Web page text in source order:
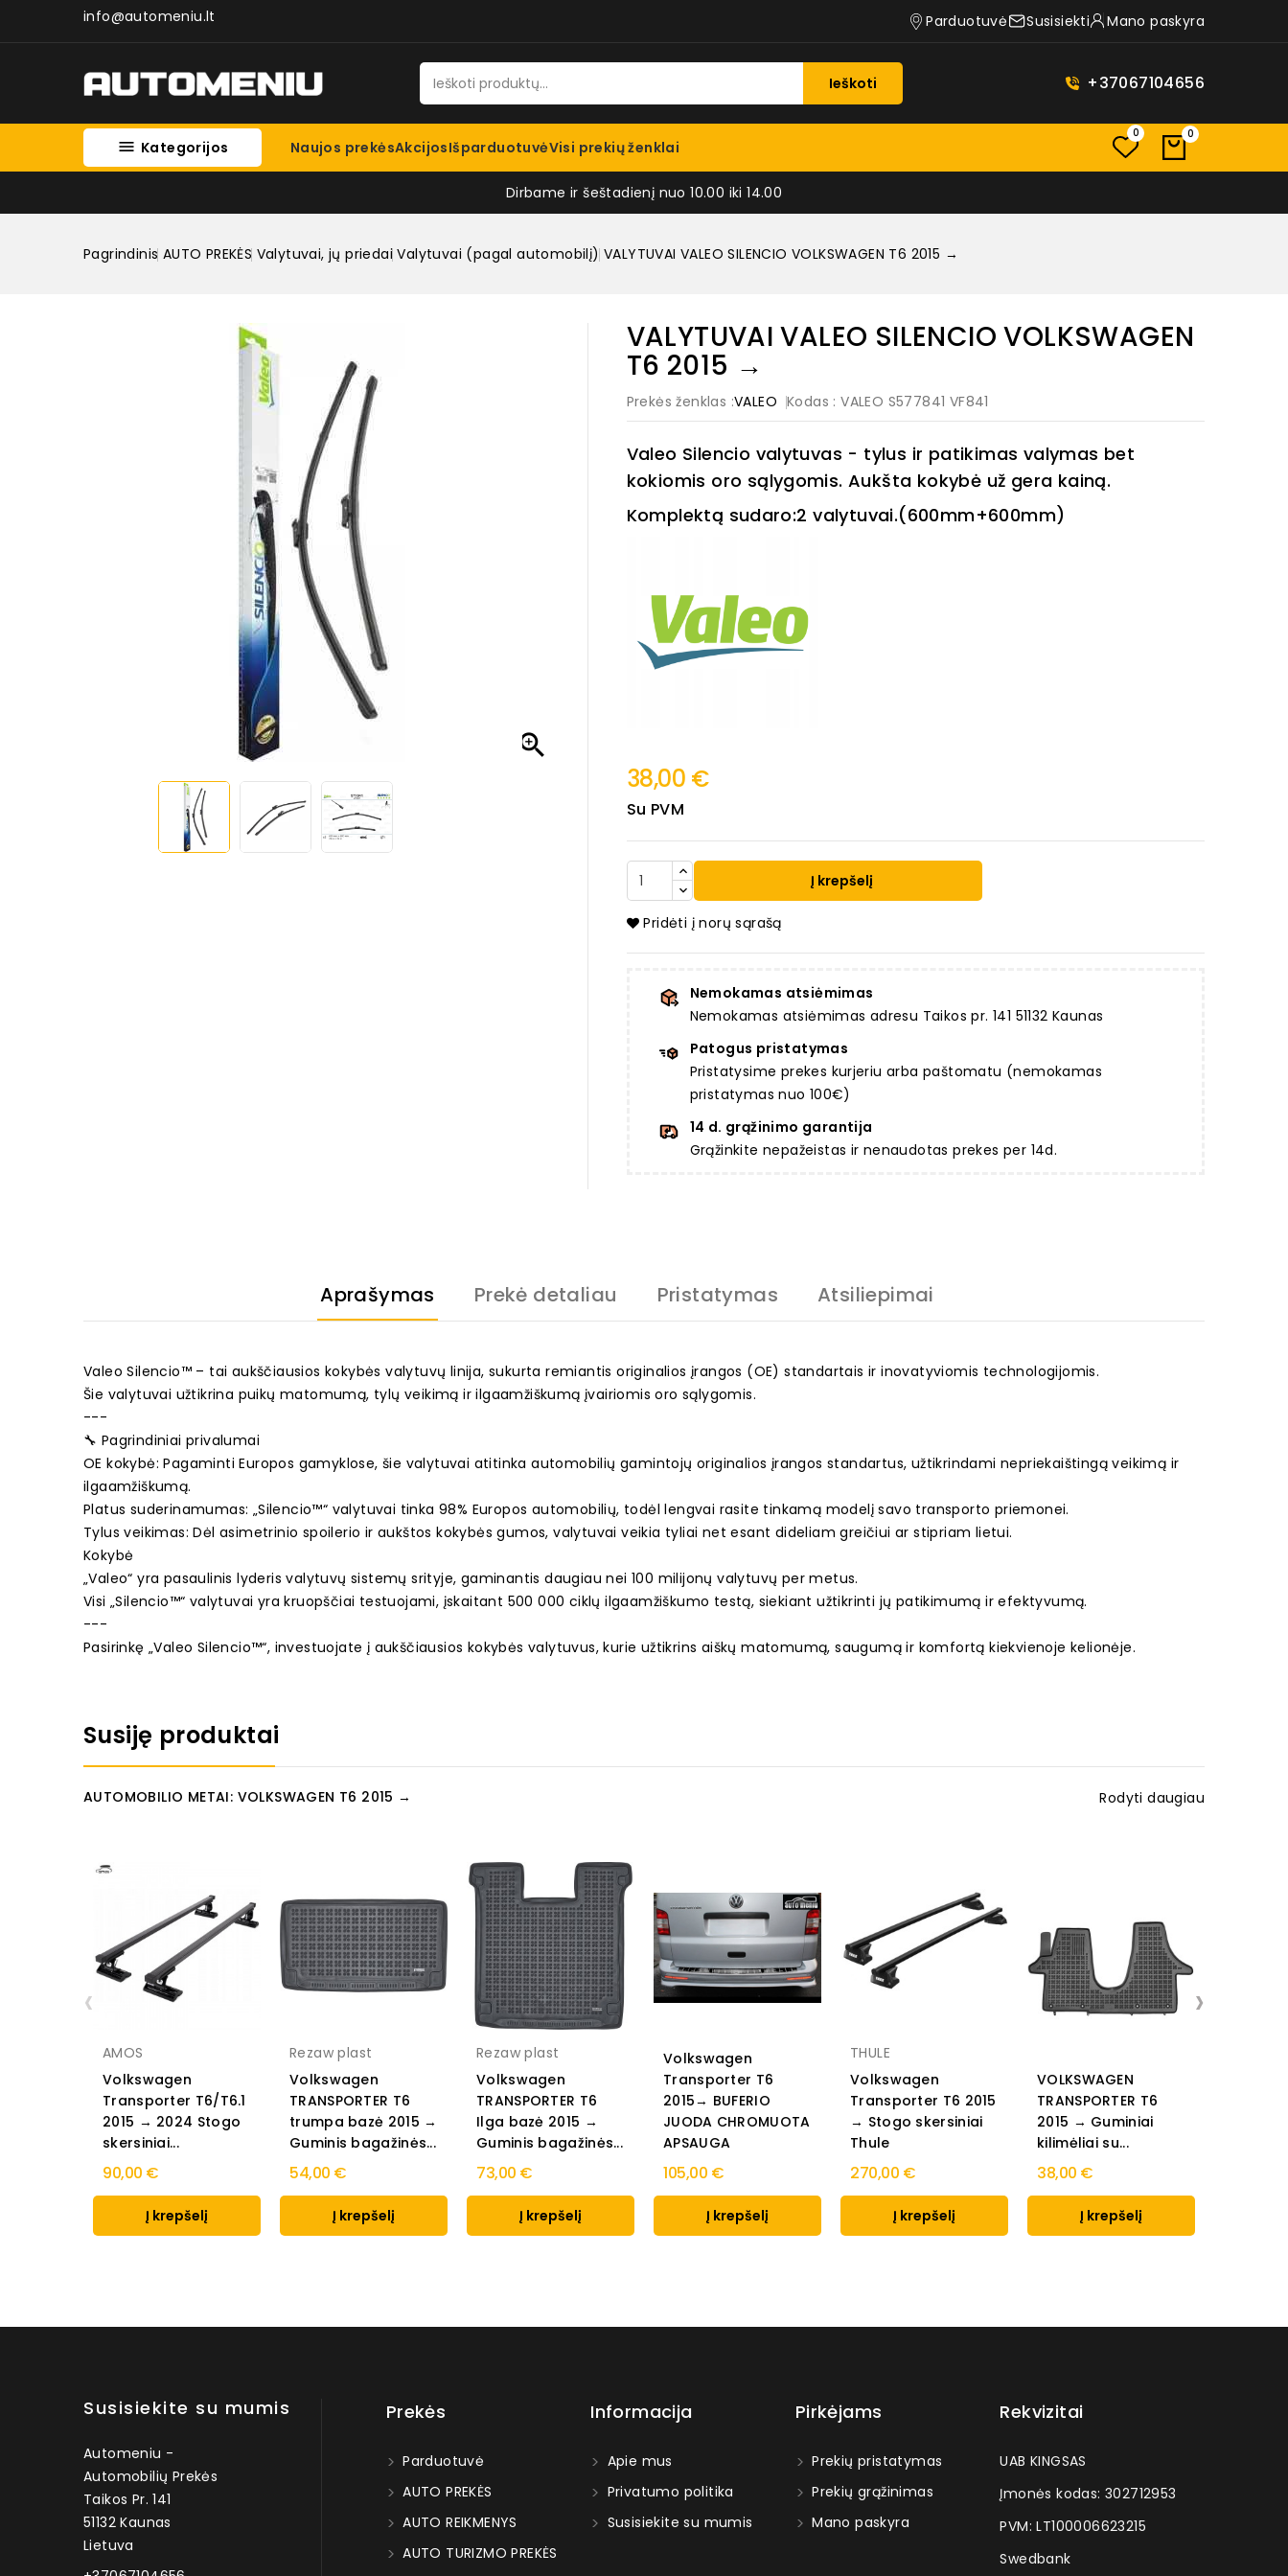
info@automeniu.lt Parduotuvė Susisiekti Mano paskyra
Ieškoti +37067104656
 Kategorijos Naujos prekėsAkcijosIšparduotuvėVisi prekių ženklai
0 0
Dirbame ir šeštadienį nuo 10.00 iki 14.00
Pagrindinis AUTO PREKĖS Valytuvai, jų priedai Valytuvai (pagal automobilį) VALYTUVAI VALEO SILENCIO VOLKSWAGEN T6 2015 →

VALYTUVAI VALEO SILENCIO VOLKSWAGEN
T6 2015 →
Prekės ženklas :VALEO Kodas : VALEO S577841 VF841
Valeo Silencio valytuvas - tylus ir patikimas valymas bet
kokiomis oro sąlygomis. Aukšta kokybė už gera kainą.
Komplektą sudaro:2 valytuvai.(600mm+600mm)
38,00 €
Su PVM
Į krepšelį
Pridėti į norų sąrašą
Nemokamas atsiėmimas
Nemokamas atsiėmimas adresu Taikos pr. 141 51132 Kaunas
Patogus pristatymas
Pristatysime prekes kurjeriu arba paštomatu (nemokamas
pristatymas nuo 100€)
14 d. grąžinimo garantija
Grąžinkite nepažeistas ir nenaudotas prekes per 14d.
Aprašymas Prekė detaliau Pristatymas Atsiliepimai
Valeo Silencio™ – tai aukščiausios kokybės valytuvų linija, sukurta remiantis originalios įrangos (OE) standartais ir inovatyviomis technologijomis.
Šie valytuvai užtikrina puikų matomumą, tylų veikimą ir ilgaamžiškumą įvairiomis oro sąlygomis.
---
🔧 Pagrindiniai privalumai
OE kokybė: Pagaminti Europos gamyklose, šie valytuvai atitinka automobilių gamintojų originalios įrangos standartus, užtikrindami nepriekaištingą veikimą ir
ilgaamžiškumą.
Platus suderinamumas: „Silencio™“ valytuvai tinka 98% Europos automobilių, todėl lengvai rasite tinkamą modelį savo transporto priemonei.
Tylus veikimas: Dėl asimetrinio spoilerio ir aukštos kokybės gumos, valytuvai veikia tyliai net esant dideliam greičiui ar stipriam lietui.
Kokybė
„Valeo“ yra pasaulinis lyderis valytuvų sistemų srityje, gaminantis daugiau nei 100 milijonų valytuvų per metus.
Visi „Silencio™“ valytuvai yra kruopščiai testuojami, įskaitant 500 000 ciklų ilgaamžiškumo testą, siekiant užtikrinti jų patikimumą ir efektyvumą.
---
Pasirinkę „Valeo Silencio™“, investuojate į aukščiausios kokybės valytuvus, kurie užtikrins aiškų matomumą, saugumą ir komfortą kiekvienoje kelionėje.
Susiję produktai
AUTOMOBILIO METAI: VOLKSWAGEN T6 2015 → Rodyti daugiau
AMOS
Volkswagen
Transporter T6/T6.1
2015 → 2024 Stogo
skersiniai...
90,00 €
Į krepšelį
Rezaw plast
Volkswagen
TRANSPORTER T6
trumpa bazė 2015 →
Guminis bagažinės...
54,00 €
Į krepšelį
Rezaw plast
Volkswagen
TRANSPORTER T6
Ilga bazė 2015 →
Guminis bagažinės...
73,00 €
Į krepšelį
Volkswagen
Transporter T6
2015→ BUFERIO
JUODA CHROMUOTA
APSAUGA
105,00 €
Į krepšelį
THULE
Volkswagen
Transporter T6 2015
→ Stogo skersiniai
Thule
270,00 €
Į krepšelį
VOLKSWAGEN
TRANSPORTER T6
2015 → Guminiai
kilimėliai su...
38,00 €
Į krepšelį
‹ ›
Susisiekite su mumis
Automeniu -
Automobilių Prekės
Taikos Pr. 141
51132 Kaunas
Lietuva
Prekės
Parduotuvė
AUTO PREKĖS
AUTO REIKMENYS
AUTO TURIZMO PREKĖS
Informacija
Apie mus
Privatumo politika
Susisiekite su mumis
Pirkėjams
Prekių pristatymas
Prekių grąžinimas
Mano paskyra
Rekvizitai
UAB KINGSAS
Įmonės kodas: 302712953
PVM: LT100006623215
Swedbank